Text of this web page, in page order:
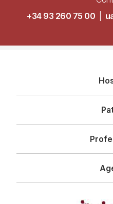
+34 93 260 75 00
principal